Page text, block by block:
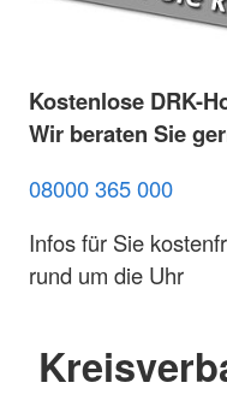
Kostenlose DRK-
Wir beraten Sie
08000 365 000
Infos für Sie
rund um die Uhr